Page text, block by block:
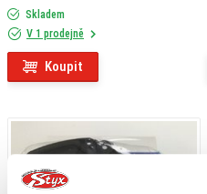
Skladem
V 1 prodejně
Koupit